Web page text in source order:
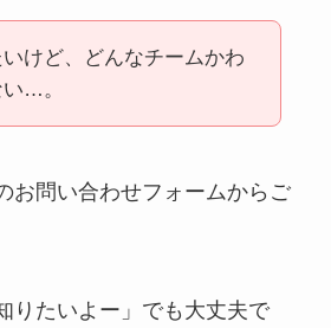
けど、どんなチームかわ
…。
お問い合わせフォームからご
りたいよー」でも大丈夫で